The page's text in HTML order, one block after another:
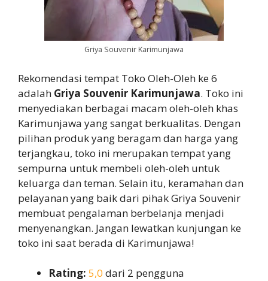
Griya Souvenir Karimunjawa
Rekomendasi tempat Toko Oleh-Oleh ke 6
adalah Griya Souvenir Karimunjawa. Toko ini
menyediakan berbagai macam oleh-oleh khas
Karimunjawa yang sangat berkualitas. Dengan
pilihan produk yang beragam dan harga yang
terjangkau, toko ini merupakan tempat yang
sempurna untuk membeli oleh-oleh untuk
keluarga dan teman. Selain itu, keramahan dan
pelayanan yang baik dari pihak Griya Souvenir
membuat pengalaman berbelanja menjadi
menyenangkan. Jangan lewatkan kunjungan ke
toko ini saat berada di Karimunjawa!
Rating: 5,0 dari 2 pengguna